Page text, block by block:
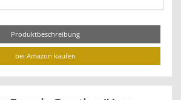
Produktbeschreibung
bei Amazon kaufen